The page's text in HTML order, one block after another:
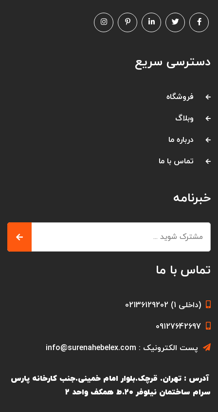
دسترسی سریع
فروشگاه
وبلاگ
درباره ما
تماس با ما
خبرنامه
تماس با ما
(داخلی 1) 02136129202
09127642697
پست الکترونیک : info@surenahebelex.com
آدرس : تهران. قرچک.بلوار امام خمینی.جنب کارخانه پارس
سرام ساختمان نیلوفر ۲۰.ط همکف واحد ۲